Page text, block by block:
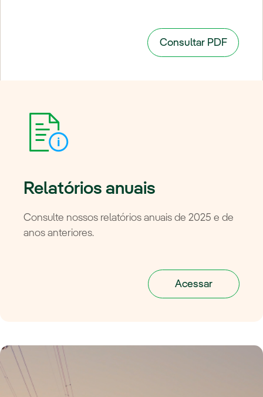
Consultar PDF
Relatórios anuais
Consulte nossos relatórios anuais de 2025 e de
anos anteriores.
Acessar